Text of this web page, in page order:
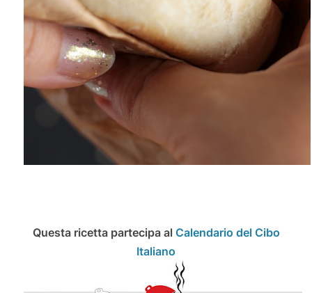
Questa ricetta partecipa al Calendario del Cibo
Italiano